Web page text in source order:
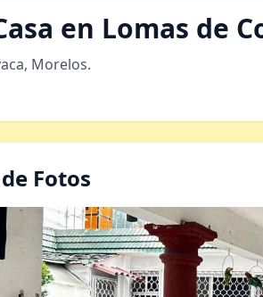
en Lomas de
Morelos.
Fotos